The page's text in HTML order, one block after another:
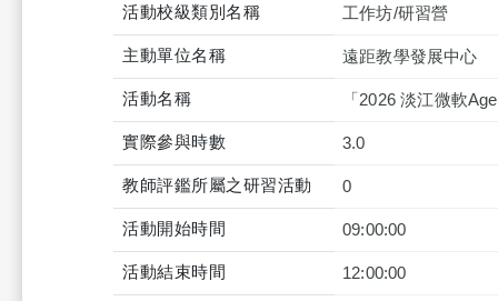
活動校級類別名稱 工作坊/研習營
主動單位名稱 遠距教學發展中心
活動名稱 「2026 淡江微軟
實際參與時數 3.0
教師評鑑所屬之研習活動 0
活動開始時間 09:00:00
活動結束時間 12:00:00